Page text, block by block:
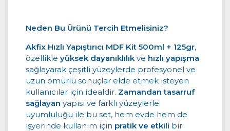
Neden Bu Ürünü Tercih Etmelisiniz?
Akfix Hızlı Yapıştırıcı MDF Kit 500ml + 125gr,
özellikle yüksek dayanıklılık ve hızlı yapışma
sağlayarak çeşitli yüzeylerde profesyonel ve
uzun ömürlü sonuçlar elde etmek isteyen
kullanıcılar için idealdir. Zamandan tasarruf
sağlayan yapısı ve farklı yüzeylerle
uyumluluğu ile bu set, hem evde hem de
işyerinde kullanım için pratik ve etkili bir